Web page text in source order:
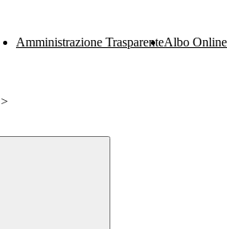
Amministrazione TrasparenteAlbo Online
>